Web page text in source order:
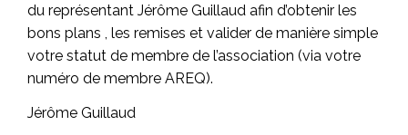
du représentant Jérôme Guillaud afin d’obtenir les
bons plans , les remises et valider de manière simple
votre statut de membre de l’association (via votre
numéro de membre AREQ).
Jérôme Guillaud